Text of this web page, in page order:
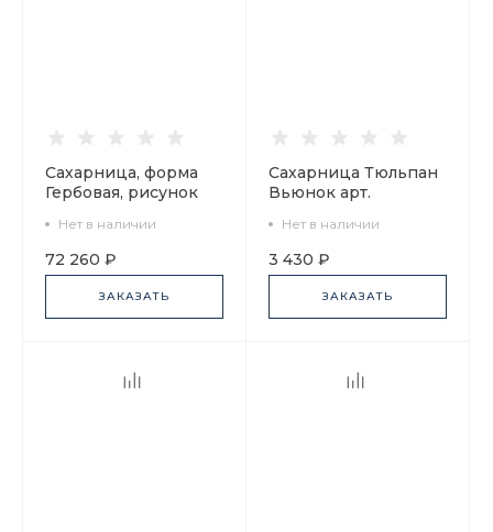
Сахарница, форма
Гербовая, рисунок
80.07796.00.1
Нет в наличии
72 260 ₽
ЗАКАЗАТЬ
Сахарница Тюльпан
Вьюнок арт.
Нет в наличии
3 430 ₽
ЗАКАЗАТЬ